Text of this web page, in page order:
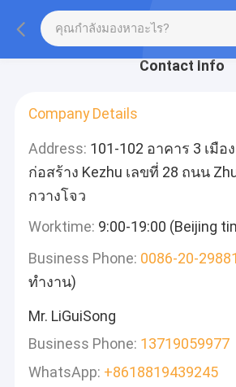
Contact Info
Company Details
Address: 101-102 อาคาร 3 เมือ
ก่อสร้าง Kezhu เลขที่ 28 ถนน
กวางโจว
Worktime: 9:00-19:00 (Beijing
Business Phone: 0086-20-
ทำงาน)
Mr. LiGuiSong
Business Phone: 13719059977
WhatsApp: +8618819439245